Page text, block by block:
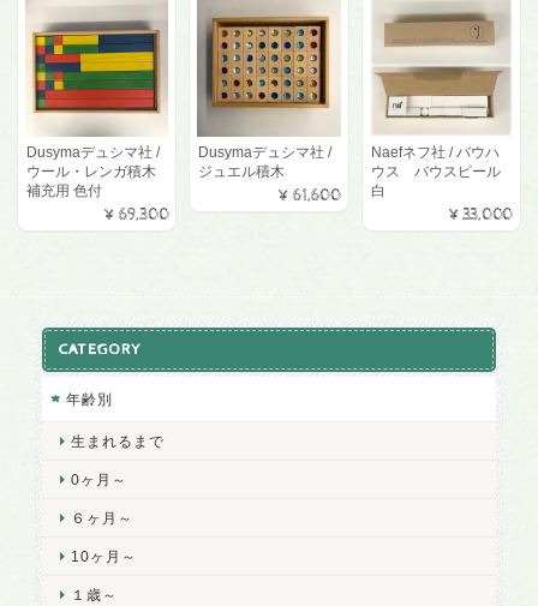
Dusymaデュシマ社 /
ウール・レンガ積木
補充用 色付
¥69,300
Dusymaデュシマ社 /
ジュエル積木
¥61,600
Naefネフ社 / バウハ
ウス バウスピール
白
¥33,000
CATEGORY
年齢別
生まれるまで
0ヶ月～
６ヶ月～
10ヶ月～
１歳～